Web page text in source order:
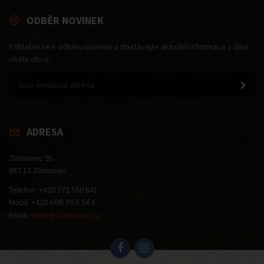
ODBĚR NOVINEK
Přihlašte se k odběru novinek a dostávejte aktuální informace z dění
okolo obce.
ADRESA
Zlámanec 95
687 12 Zlámanec
Telefon: +420 572 580 641
Mobil: +420 608 955 561
Email: obec@zlamanec.cz